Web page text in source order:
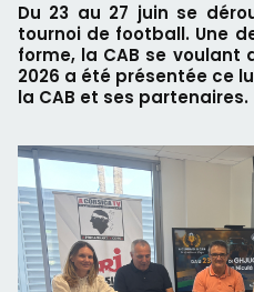
Du 23 au 27 juin se
tournoi de football. Une
forme, la CAB se voulant
2026 a été présentée ce
la CAB et ses partenaires.